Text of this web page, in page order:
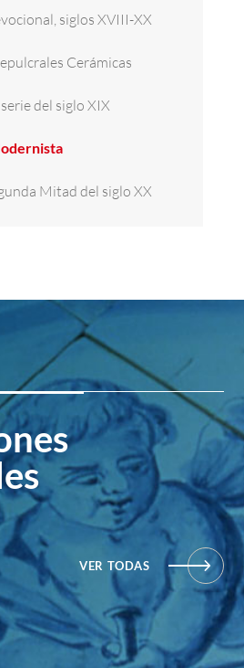
siglos XVIII-XX
Cerámicas
del siglo XIX
Mitad del siglo XX
VER TODAS